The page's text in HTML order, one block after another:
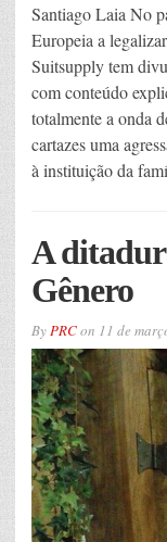
Santiago Laia No
Europeia a
Suitsupply tem
com conteúdo
totalmente a onda
cartazes uma
à instituição da
A
Gênero
ByPRCon 11 de